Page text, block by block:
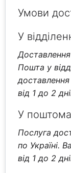
Умови
У
Пошта у
від 1 до 2
У
Послуга
по Україні.
від 1 до 2